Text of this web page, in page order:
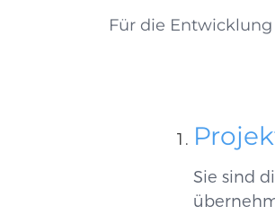
Für die
Sie sind